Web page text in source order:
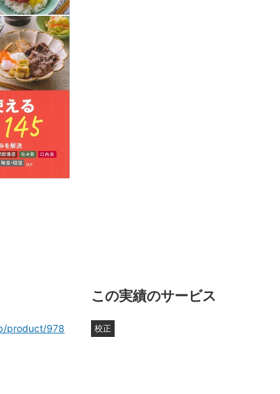
product/978
この実績のサービス
校正